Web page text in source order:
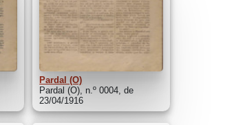
Pardal (O)
Pardal (O), n.º 0004, de
23/04/1916